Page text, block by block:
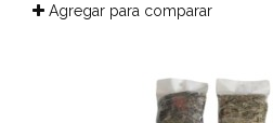
Agregar para comparar